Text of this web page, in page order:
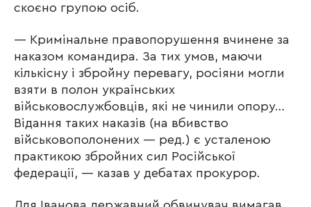
скоєно групою осіб.
— Кримінальне правопорушення вчинене за
наказом командира. За тих умов, маючи
кількісну і збройну перевагу, росіяни могли
взяти в полон українських
військовослужбовців, які не чинили опору…
Відання таких наказів (на вбивство
військовополонених — ред.) є усталеною
практикою збройних сил Російської
федерації, — казав у дебатах прокурор.